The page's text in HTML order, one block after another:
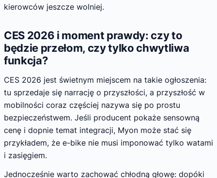
kierowców jeszcze wolniej.
CES 2026 i moment prawdy: czy to
będzie przełom, czy tylko chwytliwa
funkcja?
CES 2026 jest świetnym miejscem na takie ogłoszenia:
tu sprzedaje się narrację o przyszłości, a przyszłość w
mobilności coraz częściej nazywa się po prostu
bezpieczeństwem. Jeśli producent pokaże sensowną
cenę i dopnie temat integracji, Myon może stać się
przykładem, że e-bike nie musi imponować tylko watami
i zasięgiem.
Jednocześnie warto zachować chłodną głowę: dopóki